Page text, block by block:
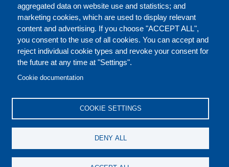
aggregated data on website use and statistics; and
marketing cookies, which are used to display relevant
content and advertising. If you choose "ACCEPT ALL",
you consent to the use of all cookies. You can accept and
reject individual cookie types and revoke your consent for
the future at any time at "Settings".
Cookie documentation
COOKIE SETTINGS
DENY ALL
Our Courses and Events
Public Courses and
Events
Private Courses and
Events
Core Diplomatic Training
events
International Law and
Fellowships and other
assistance
FOOTER
CONTACT US LEGAL
DISCLAIMERS